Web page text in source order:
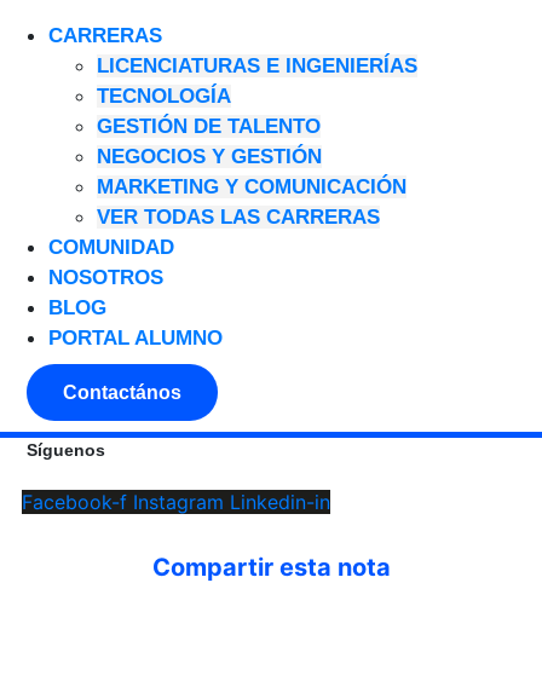
CARRERAS
LICENCIATURAS E INGENIERÍAS
TECNOLOGÍA
GESTIÓN DE TALENTO
NEGOCIOS Y GESTIÓN
MARKETING Y COMUNICACIÓN
VER TODAS LAS CARRERAS
COMUNIDAD
NOSOTROS
BLOG
PORTAL ALUMNO
Contactános
Síguenos
Facebook-f Instagram Linkedin-in
Compartir esta nota